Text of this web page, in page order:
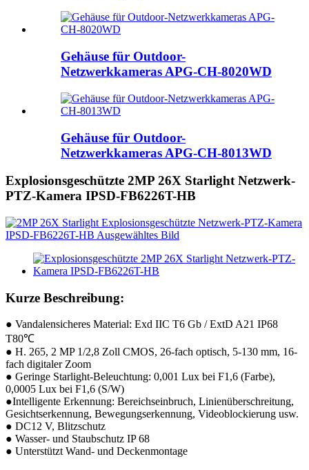
Gehäuse für Outdoor-
Netzwerkkameras APG-CH-8020WD
Gehäuse für Outdoor-
Netzwerkkameras APG-CH-8013WD
Explosionsgeschützte 2MP 26X Starlight Netzwerk-
PTZ-Kamera IPSD-FB6226T-HB
Kurze Beschreibung:
● Vandalensicheres Material: Exd IIC T6 Gb / ExtD A21 IP68
T80℃
● H. 265, 2 MP 1/2,8 Zoll CMOS, 26-fach optisch, 5-130 mm, 16-
fach digitaler Zoom
● Geringe Starlight-Beleuchtung: 0,001 Lux bei F1,6 (Farbe),
0,0005 Lux bei F1,6 (S/W)
●Intelligente Erkennung: Bereichseinbruch, Linienüberschreitung,
Gesichtserkennung, Bewegungserkennung, Videoblockierung usw.
● DC12 V, Blitzschutz
● Wasser- und Staubschutz IP 68
● Unterstützt Wand- und Deckenmontage